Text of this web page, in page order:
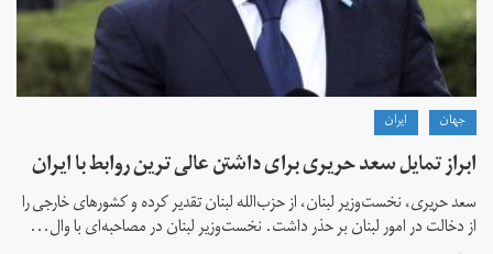
جهان ايران
ابراز تمایل سعد حریری برای داشتن عالی ترین روابط با ایران
سعد حریری، نخست‌وزیر لبنان، از حزب‌الله لبنان تقدیر کرده و کشورهای خارجی را
از دخالت در امور لبنان بر حذر داشت. نخست‌وزیر لبنان در مصاحبه‌ای با وال...